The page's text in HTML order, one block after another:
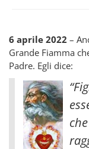
6 aprile 2022 –
Grande Fiamma
Padre. Egli dice: